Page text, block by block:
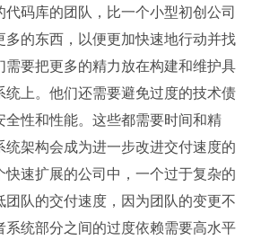
码库的团队，比一个小型初创公司
多的东西，以便更加快速地行动并找
要把更多的精力放在构建和维护具
上。他们还需要避免过度的技术债
性和性能。这些都需要时间和精
统架构会成为进一步改进交付速度的
速扩展的公司中，一个过于复杂的
队的交付速度，因为团队的变更不
统部分之间的过度依赖需要高水平